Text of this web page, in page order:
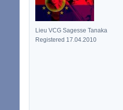
Lieu VCG Sagesse Tanaka
Registered 17.04.2010